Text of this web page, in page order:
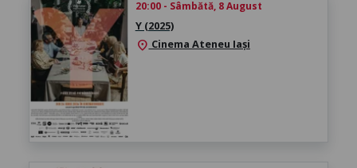
20:00 - Sâmbătă, 8 August
Y (2025)
location_on Cinema Ateneu Iași